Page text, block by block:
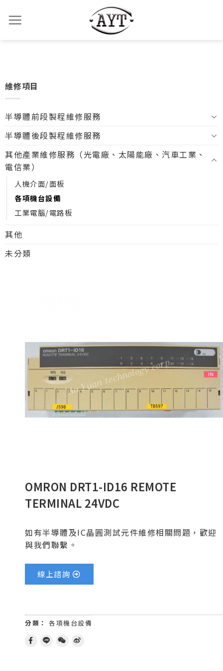
維修項目
半導體前段製程維修服務
半導體後段製程維修服務
其他產業維修服務（光電廠、太陽能廠、汽車工業、
電信業）
人機介面/面板
各項機台設備
工業電腦/電路板
其他
未分類
OMRON DRT1-ID16 REMOTE
TERMINAL 24VDC
如有半導體及IC晶圓測試元件維修相關問題，歡迎
與我們聯繫。
線上諮詢
分類： 各項機台設備